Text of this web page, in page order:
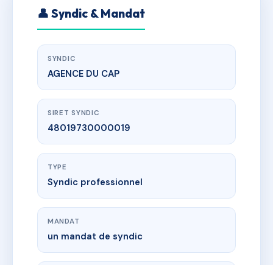
👤 Syndic & Mandat
SYNDIC
AGENCE DU CAP
SIRET SYNDIC
48019730000019
TYPE
Syndic professionnel
MANDAT
un mandat de syndic